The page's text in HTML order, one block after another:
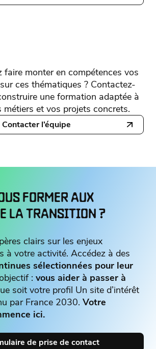
faire monter en compétences vos
ces thématiques ? Contactez-
une formation adaptée à
métiers et vos projets concrets.
Contacter l’équipe
FORMER AUX
LA TRANSITION ?
clairs sur les enjeux
à votre activité. Accédez à des
sélectionnées pour leur
: vous aider à passer à
soit votre profil Un site d’intérêt
par France 2030. Votre
ici.
de prise de contact